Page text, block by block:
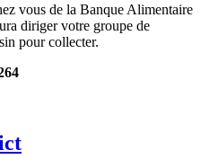
vous de la Banque Alimentaire
diriger votre groupe de
pour collecter.